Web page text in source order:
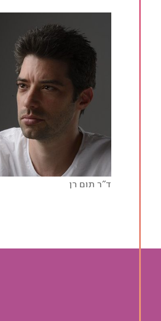
מדע (כבר לא כל כך...) בדיוני
ד"ר תום רן